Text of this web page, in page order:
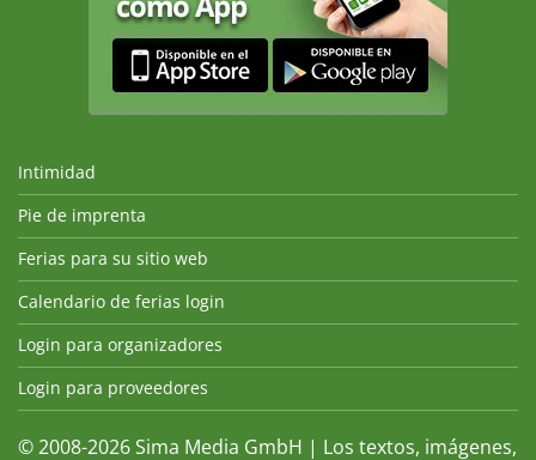
Intimidad
Pie de imprenta
Ferias para su sitio web
Calendario de ferias login
Login para organizadores
Login para proveedores
© 2008-2026 Sima Media GmbH | Los textos, imágenes,